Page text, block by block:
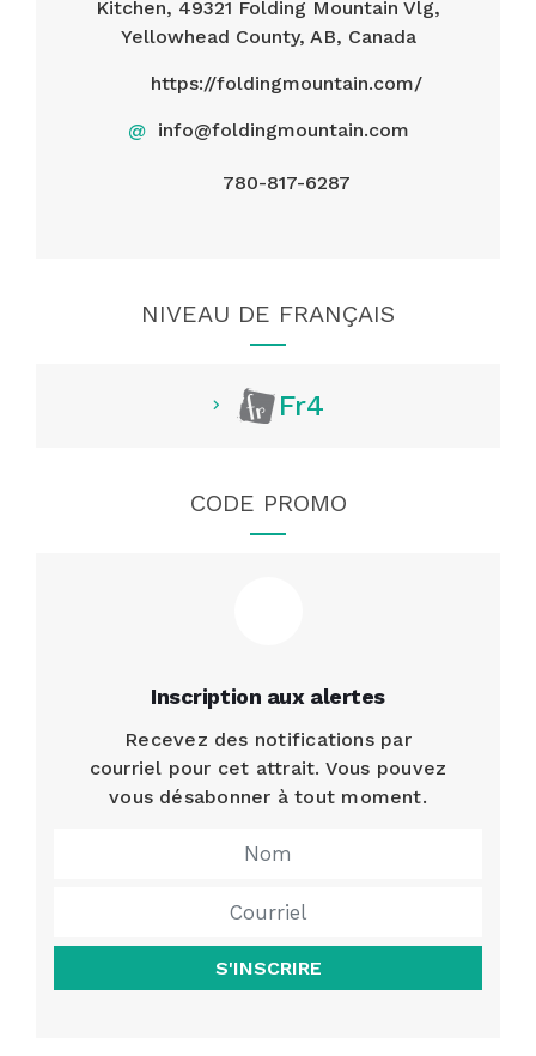
Kitchen, 49321 Folding Mountain Vlg,
Yellowhead County, AB, Canada
https://foldingmountain.com/
@ info@foldingmountain.com
780-817-6287
NIVEAU DE FRANÇAIS
Fr4
CODE PROMO
Inscription aux alertes
Recevez des notifications par
courriel pour cet attrait. Vous pouvez
vous désabonner à tout moment.
S'INSCRIRE